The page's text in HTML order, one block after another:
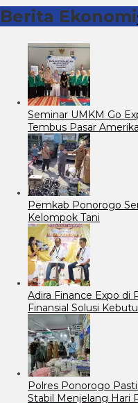
Berita Ekonomi
Seminar UMKM Go
Tembus Pasar
Pemkab Ponorogo
Kelompok Tani
Adira Finance Expo di
Finansial Solusi
Polres Ponorogo
Stabil Menjelang Hari